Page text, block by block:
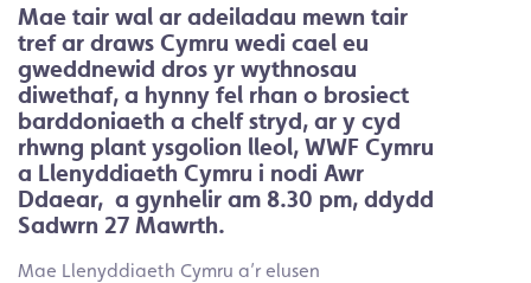
Mae tair wal ar adeiladau mewn tair
tref ar draws Cymru wedi cael eu
gweddnewid dros yr wythnosau
diwethaf, a hynny fel rhan o brosiect
barddoniaeth a chelf stryd, ar y cyd
rhwng plant ysgolion lleol, WWF Cymru
a Llenyddiaeth Cymru i nodi Awr
Ddaear, a gynhelir am 8.30 pm, ddydd
Sadwrn 27 Mawrth.
Mae Llenyddiaeth Cymru a’r elusen